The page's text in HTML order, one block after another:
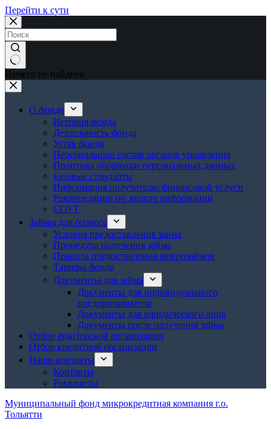
Перейти к сути
Ничего не найдено
О фонде
История фонда
Деятельность фонда
Устав фонда
Персональный состав органов управления
Политика обработки персональных данных
Базовые стандарты
Информация получателю финансовой услуги
Рекомендации по защите информации
СОУТ
Займы для бизнеса
Условия предоставления займа
Процедура получения займа
Правила предоставления микрозаймов
Тарифы фонда
Документы для займа
Документы для индивидуального
предпринимателя
Документы для юридического лица
Документы после получения займа
Отбор аудиторской организации
Отбор кредитной организации
Наши контакты
Контакты
Реквизиты
Муниципальный фонд микрокредитная компания г.о.
Тольятти